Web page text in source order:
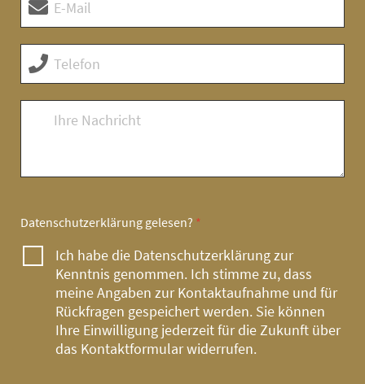
Datenschutzerklärung gelesen? *
Ich habe die Datenschutzerklärungzur
Kenntnis genommen. Ich stimme zu, dass
meine Angaben zur Kontaktaufnahme und für
Rückfragen gespeichert werden. Sie können
Ihre Einwilligung jederzeit für die Zukunft über
das Kontaktformularwiderrufen.